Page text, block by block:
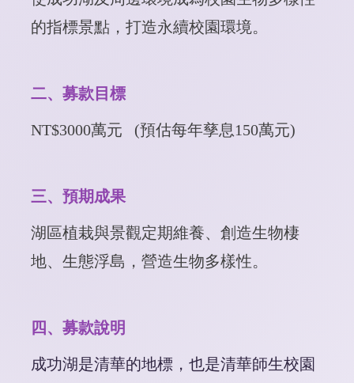
的指標景點 ， 打造永續校園環境。
二、募款目標
NT$3000萬元 (預估每年孳息150萬元)
三、預期成果
湖區植栽與景觀定期維養、 創造生物棲
地、生態浮島，營造生物多樣性。
四、募款說明
成功湖是清華的地標，也是清華師生校園